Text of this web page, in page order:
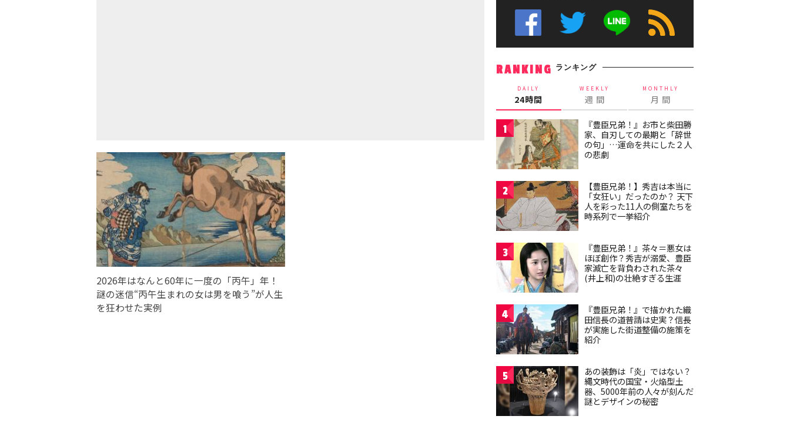
2026年はなんと60年に一度の「丙午」年！
謎の迷信“丙午生まれの女は男を喰う”が人生
を狂わせた実例
RANKING ランキング
DAILY
24時間
WEEKLY
週 間
MONTHLY
月 間
1
『豊臣兄弟！』お市と柴田勝
家、自刃しての最期と「辞世
の句」…運命を共にした２人
の悲劇
2
【豊臣兄弟！】秀吉は本当に
「女狂い」だったのか？ 天下
人を彩った11人の側室たちを
時系列で一挙紹介
3
『豊臣兄弟！』茶々＝悪女は
ほぼ創作？秀吉が溺愛、豊臣
家滅亡を背負わされた茶々
(井上和)の壮絶すぎる生涯
4
『豊臣兄弟！』で描かれた織
田信長の道普請は史実？信長
が実施した街道整備の施策を
紹介
5
あの装飾は「炎」ではない？
縄文時代の国宝・火焔型土
器、5000年前の人々が刻んだ
謎とデザインの秘密